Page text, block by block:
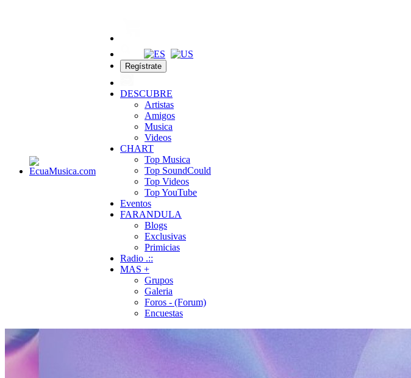
Regístrate
DESCUBRE
Artistas
Amigos
Musica
Videos
CHART
Top Musica
Top SoundCould
Top Videos
Top YouTube
Eventos
FARANDULA
Blogs
Exclusivas
Primicias
Radio .::
MAS +
Grupos
Galeria
Foros - (Forum)
Encuestas